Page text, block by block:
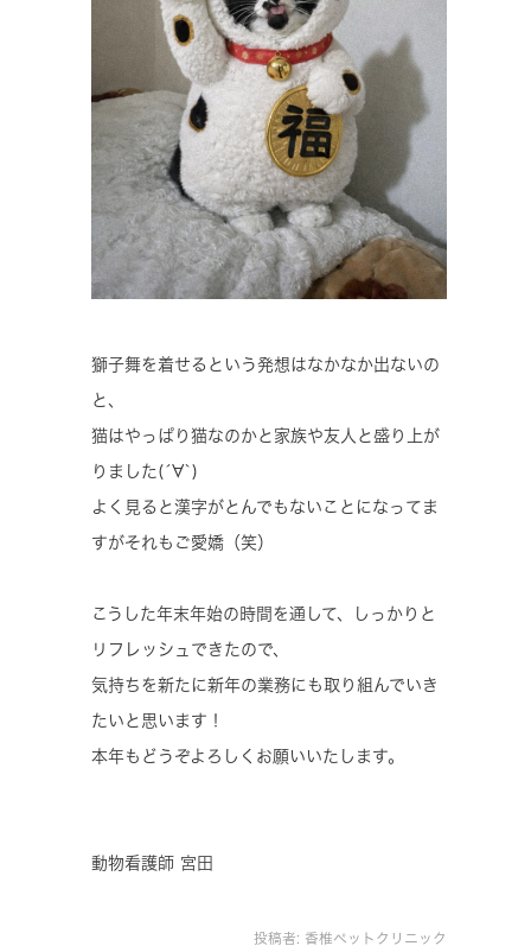
獅子舞を着せるという発想はなかなか出ないの
と、
猫はやっぱり猫なのかと家族や友人と盛り上が
りました(´∀`)
よく見ると漢字がとんでもないことになってま
すがそれもご愛嬌（笑）
こうした年末年始の時間を通して、しっかりと
リフレッシュできたので、
気持ちを新たに新年の業務にも取り組んでいき
たいと思います！
本年もどうぞよろしくお願いいたします。
動物看護師 宮田
投稿者: 香椎ペットクリニック